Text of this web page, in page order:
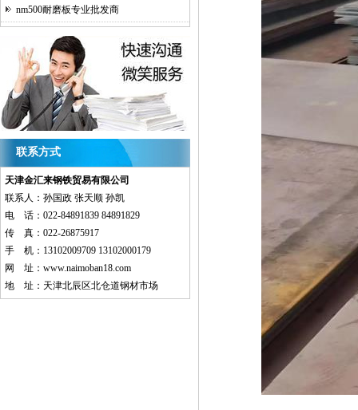
nm500耐磨板专业批发商
联系方式
天津金汇来钢铁贸易有限公司
联系人：孙国政 张天顺 孙凯
电 话：022-84891839 84891829
传 真：022-26875917
手 机：13102009709 13102000179
网 址： www.naimoban18.com
地 址：天津北辰区北仓道钢材市场